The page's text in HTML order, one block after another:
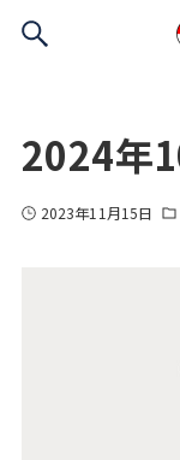
2024年
2023年11月15日